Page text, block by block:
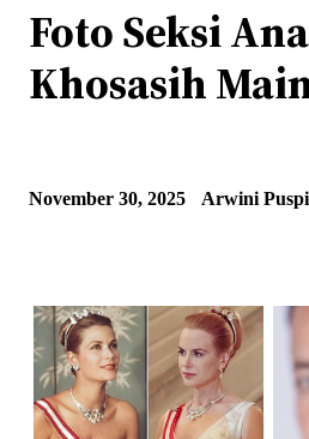
Foto Seksi
Khosasih
November 30, 2025 Arwini